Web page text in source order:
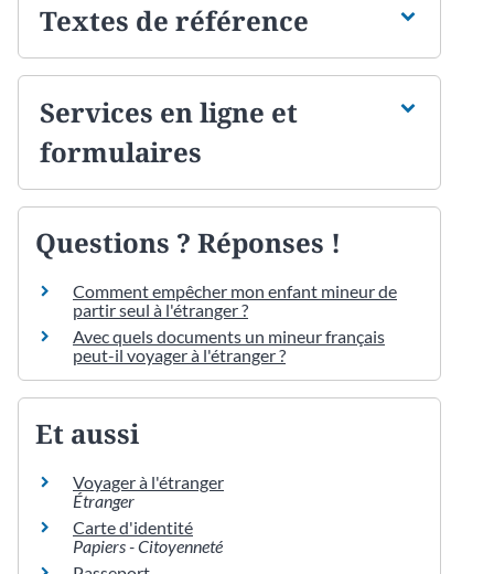
Textes de référence
Services en ligne et
formulaires
Questions ? Réponses !
Comment empêcher mon enfant mineur de
partir seul à l'étranger ?
Avec quels documents un mineur français
peut-il voyager à l'étranger ?
Et aussi
Voyager à l'étranger
Étranger
Carte d'identité
Papiers - Citoyenneté